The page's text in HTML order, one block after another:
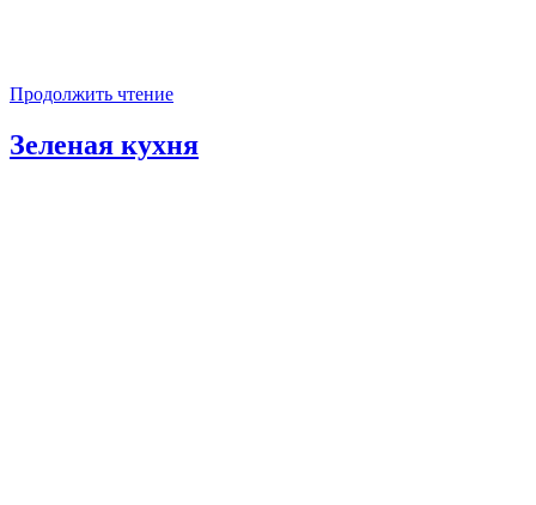
Продолжить чтение
Зеленая кухня